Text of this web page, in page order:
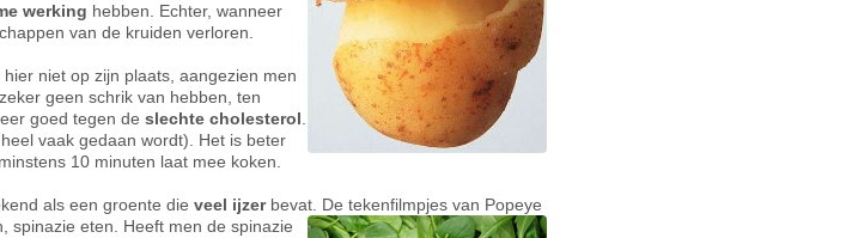
werking hebben. Echter, wanneer
van de kruiden verloren.
hier niet op zijn plaats, aangezien men
geen schrik van hebben, ten
goed tegen de slechte cholesterol
vaak gedaan wordt). Het is beter
10 minuten laat mee koken.
als een groente die veel ijzerbevat. De tekenfilmpjes van Popeye
spinazie eten. Heeft men de spinazie